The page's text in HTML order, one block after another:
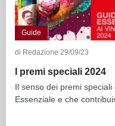
Guide
di Redazione 29/09/23
I premi speciali 2024
Il senso dei premi
Essenziale e che